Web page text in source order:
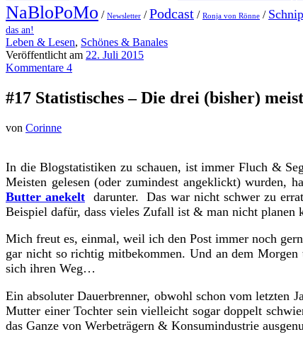
NaBloPoMo / Newsletter /Podcast / Ronja von Rönne /
das an!
Leben & Lesen, Schönes & Banales
Veröffentlicht am 22. Juli 2015
Kommentare 4
#17 Statistisches – Die drei (bisher)
von Corinne
In die Blogstatistiken zu schauen, ist immer Fluch &
Meisten gelesen (oder zumindest angeklickt) wurden,
Butter anekeltdarunter. Das war nicht schwer zu
Beispiel dafür, dass vieles Zufall ist & man nicht
Mich freut es, einmal, weil ich den Post immer noch
gar nicht so richtig mitbekommen. Und an dem
sich ihren Weg…
Ein absoluter Dauerbrenner, obwohl schon vom letzten
Mutter einer Tochter sein vielleicht sogar doppelt
das Ganze von Werbeträgern & Konsumindustrie